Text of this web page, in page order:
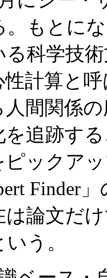
。もとに
科学技
性計算と
間関係
を追跡す
ピックア
Finder
は論文だ
う。